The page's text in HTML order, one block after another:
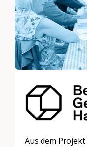
Aus dem Projekt